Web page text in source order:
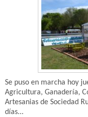
Se puso en marcha hoy
Agricultura, Ganadería,
Artesanias de Sociedad
días...